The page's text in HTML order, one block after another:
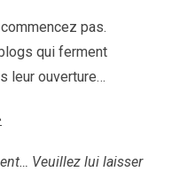
pas.
qui ferment
leur ouverture…
Veuillez lui laisser